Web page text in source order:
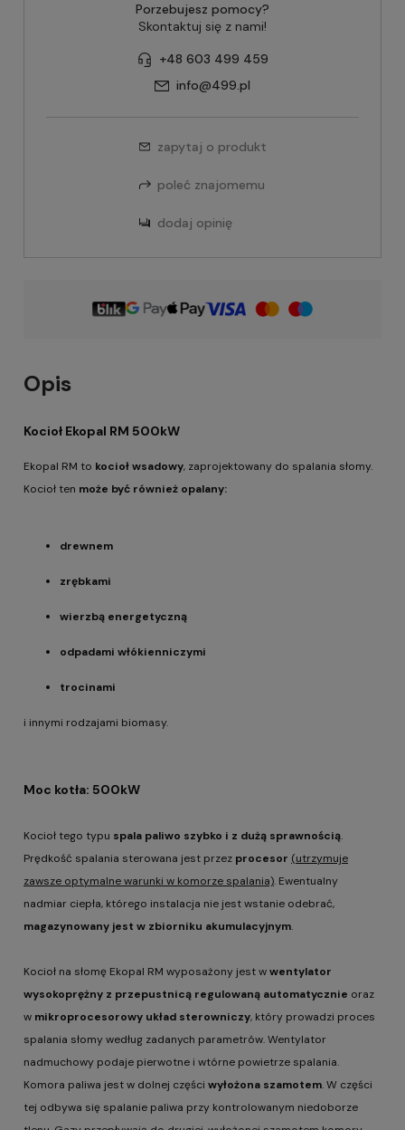
Porzebujesz pomocy?
Skontaktuj się z nami!
+48 603 499 459
info@499.pl
zapytaj o produkt
poleć znajomemu
dodaj opinię
Opis
Kocioł Ekopal RM 500kW
Ekopal RM to kocioł wsadowy, zaprojektowany do spalania słomy.
Kocioł ten może być również opalany:
drewnem
zrębkami
wierzbą energetyczną
odpadami włókienniczymi
trocinami
i innymi rodzajami biomasy.
Moc kotła: 500kW
Kocioł tego typu spala paliwo szybko i z dużą sprawnością.
Prędkość spalania sterowana jest przez procesor (utrzymuje
zawsze optymalne warunki w komorze spalania). Ewentualny
nadmiar ciepła, którego instalacja nie jest wstanie odebrać,
magazynowany jest w zbiorniku akumulacyjnym.
Kocioł na słomę Ekopal RM wyposażony jest wwentylator
wysokoprężny z przepustnicą regulowaną automatycznie oraz
w mikroprocesorowy układ sterowniczy, który prowadzi proces
spalania słomy według zadanych parametrów. Wentylator
nadmuchowy podaje pierwotne i wtórne powietrze spalania.
Komora paliwa jest w dolnej części wyłożona szamotem. W części
tej odbywa się spalanie paliwa przy kontrolowanym niedoborze